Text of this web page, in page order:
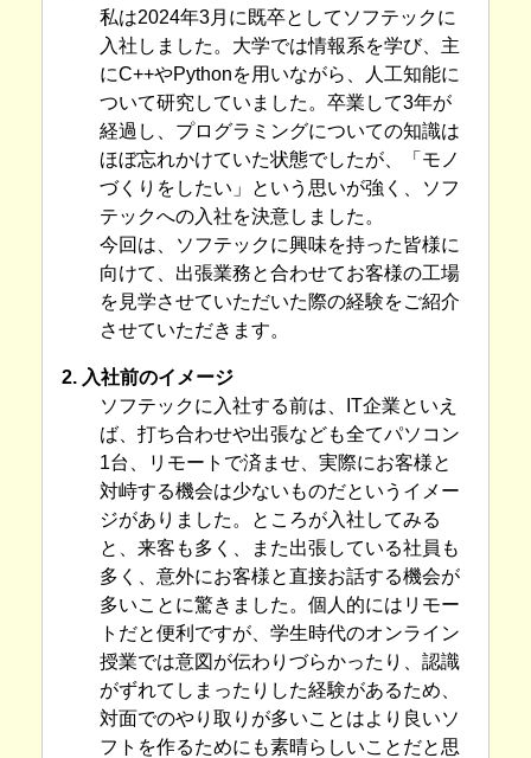
私は2024年3月に既卒としてソフテックに
入社しました。大学では情報系を学び、主
にC++やPythonを用いながら、人工知能に
ついて研究していました。卒業して3年が
経過し、プログラミングについての知識は
ほぼ忘れかけていた状態でしたが、「モノ
づくりをしたい」という思いが強く、ソフ
テックへの入社を決意しました。
今回は、ソフテックに興味を持った皆様に
向けて、出張業務と合わせてお客様の工場
を見学させていただいた際の経験をご紹介
させていただきます。
2. 入社前のイメージ
ソフテックに入社する前は、IT企業といえ
ば、打ち合わせや出張なども全てパソコン
1台、リモートで済ませ、実際にお客様と
対峙する機会は少ないものだというイメー
ジがありました。ところが入社してみる
と、来客も多く、また出張している社員も
多く、意外にお客様と直接お話する機会が
多いことに驚きました。個人的にはリモー
トだと便利ですが、学生時代のオンライン
授業では意図が伝わりづらかったり、認識
がずれてしまったりした経験があるため、
対面でのやり取りが多いことはより良いソ
フトを作るためにも素晴らしいことだと思